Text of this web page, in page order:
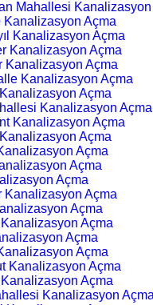
Mahallesi Kanalizasyon
Kanalizasyon Açma
Kanalizasyon Açma
Kanalizasyon Açma
Kanalizasyon Açma
Kanalizasyon Açma
Açma
Kanalizasyon Açma
Kanalizasyon Açma
Açma
Açma
Açma
Açma
Kanalizasyon Açma
Açma
Açma
Açma
Açma
Kanalizasyon Açma
Kanalizasyon Açma
Kanalizasyon Açma